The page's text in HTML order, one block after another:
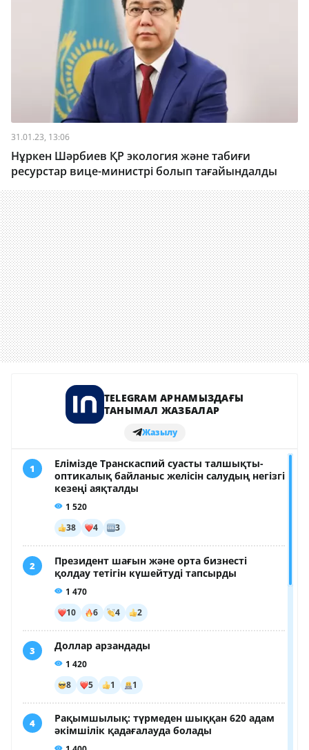
31.01.23, 13:06
Нұркен Шәрбиев ҚР экология және табиғи
ресурстар вице-министрі болып тағайындалды